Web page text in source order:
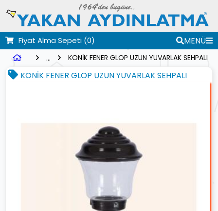
Fiyat Alma Sepeti (0)
MENÜ
...
KONİK FENER GLOP UZUN YUVARLAK SEHPALI
KONİK FENER GLOP UZUN YUVARLAK SEHPALI